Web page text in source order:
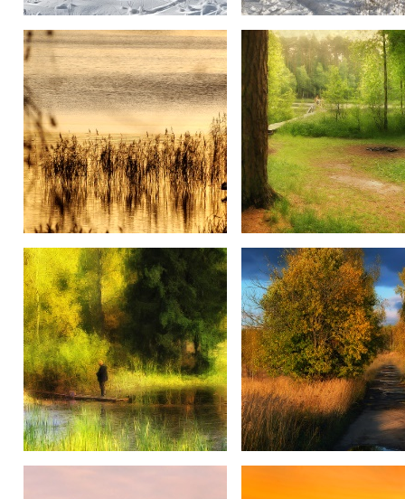
Мороз Зима в лесу.
Заростающая река..... К озеру....
Осень и рыбак Осень